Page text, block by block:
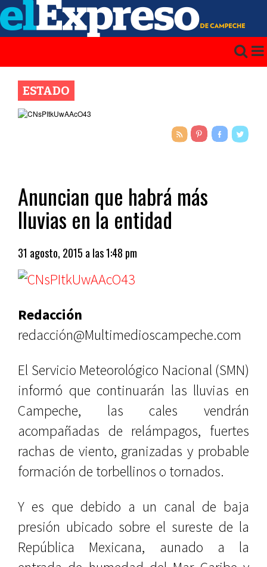
ESTADO
Anuncian que habrá más
lluvias en la entidad
31 agosto, 2015 a las 1:48 pm
Redacción
redacción@Multimedioscampeche.com
El Servicio Meteorológico Nacional (SMN)
informó que continuarán las lluvias en
Campeche, las cales vendrán
acompañadas de relámpagos, fuertes
rachas de viento, granizadas y probable
formación de torbellinos o tornados.
Y es que debido a un canal de baja
presión ubicado sobre el sureste de la
República Mexicana, aunado a la